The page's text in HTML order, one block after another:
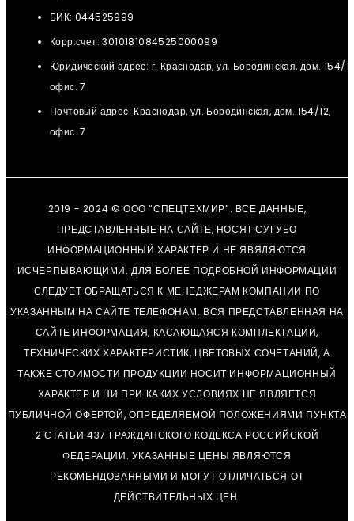
БИК: 044525999
Корр.счет: 3010181084525000099
Юридический адрес: г. Краснодар, ул. Бородинская, дом. 154/
офис. 7
Почтовый адрес: Краснодар, ул. Бородинская, дом. 154/12,
офис. 7
2019 - 2024 © ООО “СПЕЦТЕХМИР”. ВСЕ ДАННЫЕ,
ПРЕДСТАВЛЕННЫЕ НА САЙТЕ, НОСЯТ СУГУБО
ИНФОРМАЦИОННЫЙ ХАРАКТЕР И НЕ ЯВЯЛЯЮТСЯ
ИСЧЕРПЫВАЮЩИМИ. ДЛЯ БОЛЕЕ ПОДРОБНОЙ ИНФОРМАЦИИ
СЛЕДУЕТ ОБРАЩАТЬСЯ К МЕНЕДЖЕРАМ КОМПАНИИ ПО
УКАЗАННЫМ НА САЙТЕ ТЕЛЕФОНАМ. ВСЯ ПРЕДСТАВЛЕННАЯ НА
САЙТЕ ИНФОРМАЦИЯ, КАСАЮЩАЯСЯ КОМПЛЕКТАЦИИ,
ТЕХНИЧЕСКИХ ХАРАКТЕРИСТИК, ЦВЕТОВЫХ СОЧЕТАНИЙ, А
ТАКЖЕ СТОИМОСТИ ПРОДУКЦИИ НОСИТ ИНФОРМАЦИОННЫЙ
ХАРАКТЕР И НИ ПРИ КАКИХ УСЛОВИЯХ НЕ ЯВЛЯЕТСЯ
ПУБЛИЧНОЙ ОФЕРТОЙ, ОПРЕДЕЛЯЕМОЙ ПОЛОЖЕНИЯМИ ПУНКТА
2 СТАТЬИ 437 ГРАЖДАНСКОГО КОДЕКСА РОССИЙСКОЙ
ФЕДЕРАЦИИ. УКАЗАННЫЕ ЦЕНЫ ЯВЛЯЮТСЯ
РЕКОМЕНДОВАННЫМИ И МОГУТ ОТЛИЧАТЬСЯ ОТ
ДЕЙСТВИТЕЛЬНЫХ ЦЕН.